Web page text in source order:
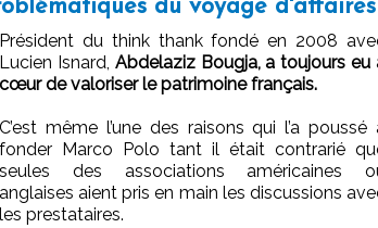
du voyage d'affaires
Président du think thank fondé en 2008
Lucien Isnard, Abdelaziz Bougja, a toujours eu
cœur de valoriser le patrimoine français.
C’est même l’une des raisons qui l’a poussé
fonder Marco Polo tant il était contrarié
seules des associations américaines
anglaises aient pris en main les discussions
les prestataires.